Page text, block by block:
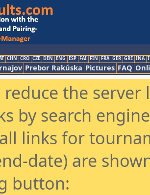
CHN CRO CZE DEN ENG ESP FAI FIN FRA GER GRE INA
Prebor Rakúska Pictures FAQ
reduce the
by search
links for
date) are
button: